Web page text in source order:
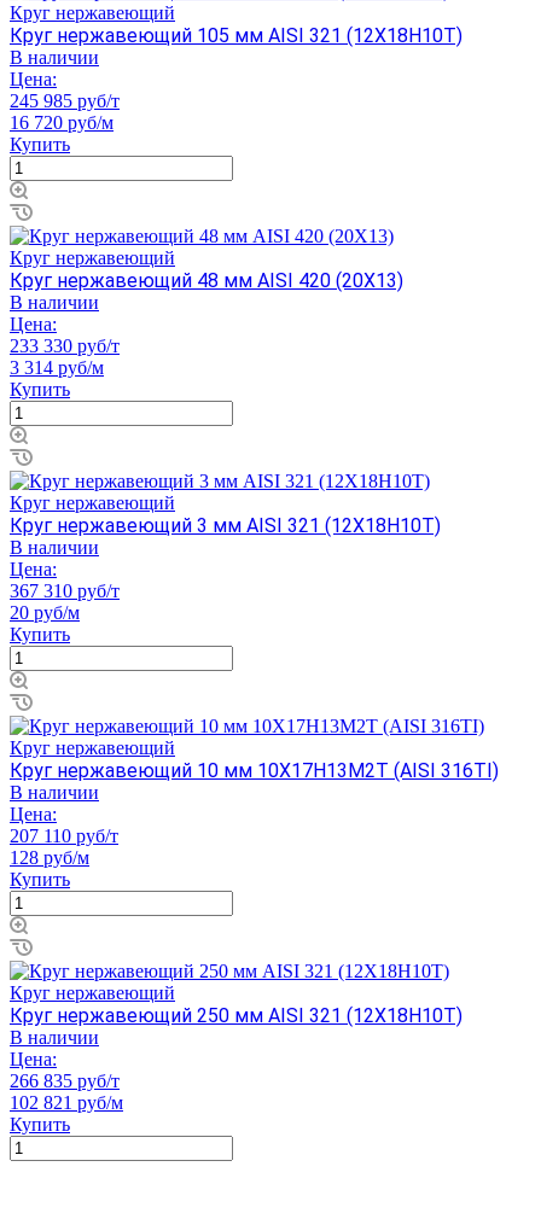
Круг нержавеющий
Круг нержавеющий 105 мм AISI 321 (12Х18Н10Т)
В наличии
Цена:
245 985 руб/т
16 720 руб/м
Купить
Круг нержавеющий
Круг нержавеющий 48 мм AISI 420 (20Х13)
В наличии
Цена:
233 330 руб/т
3 314 руб/м
Купить
Круг нержавеющий
Круг нержавеющий 3 мм AISI 321 (12Х18Н10Т)
В наличии
Цена:
367 310 руб/т
20 руб/м
Купить
Круг нержавеющий
Круг нержавеющий 10 мм 10Х17Н13М2Т (AISI 316TI)
В наличии
Цена:
207 110 руб/т
128 руб/м
Купить
Круг нержавеющий
Круг нержавеющий 250 мм AISI 321 (12Х18Н10Т)
В наличии
Цена:
266 835 руб/т
102 821 руб/м
Купить